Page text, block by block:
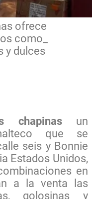
ofrece
como_
y dulces
chapinasun
que se
seis y Bonnie
Estados Unidos,
en
a la venta las
golosinas y